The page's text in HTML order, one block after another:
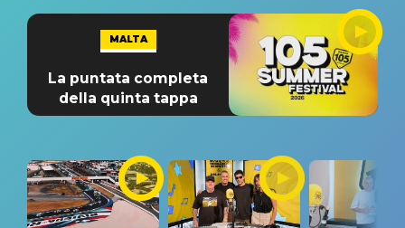
MALTA
La puntata completa
della quinta tappa